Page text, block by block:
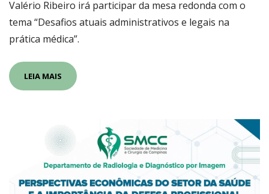
Valério Ribeiro irá participar da mesa redonda com o
tema “Desafios atuais administrativos e legais na
prática médica”.
LEIA MAIS